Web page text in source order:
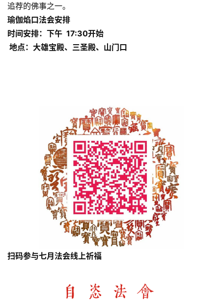
追荐的佛事之一。
瑜伽焰口法会安排
时间安排：下午 17:30开始
地点：大雄宝殿、三圣殿、山门口
扫码参与七月法会线上祈福